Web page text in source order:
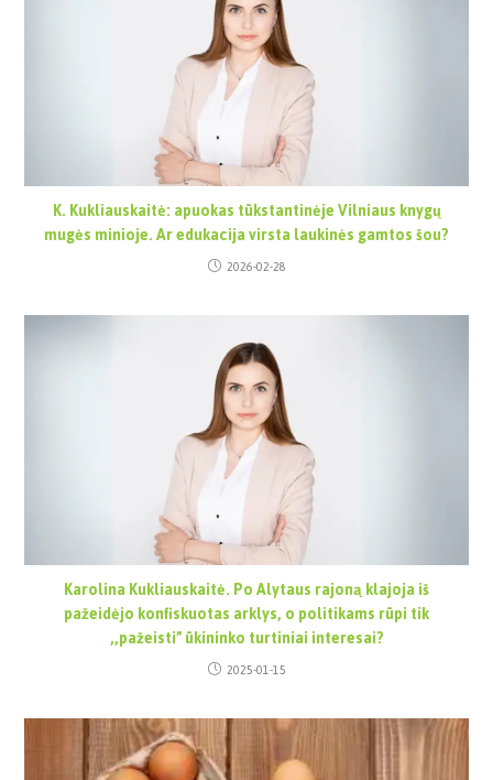
K. Kukliauskaitė: apuokas tūkstantinėje Vilniaus knygų
mugės minioje. Ar edukacija virsta laukinės gamtos šou?
2026-02-28
Karolina Kukliauskaitė. Po Alytaus rajoną klajoja iš
pažeidėjo konfiskuotas arklys, o politikams rūpi tik
,,pažeisti” ūkininko turtiniai interesai?
2025-01-15